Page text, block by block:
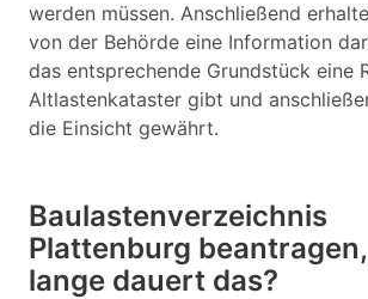
werden müssen. Anschließend
von der Behörde eine Information
das entsprechende Grundstück eine
Altlastenkataster gibt und
die Einsicht gewährt.
Baulastenverzeichnis
Plattenburg
lange dauert das?